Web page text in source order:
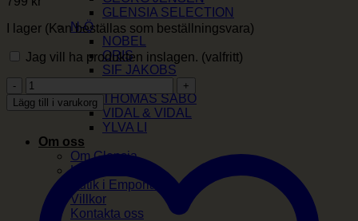
GLENSIA SELECTION
N-Ö
NOBEL
ORIS
SIF JAKOBS
THOMAS SABO
VIDAL & VIDAL
YLVA LI
Om oss
Om Glensia
Kundklubb
Butik i Emporia
Villkor
Kontakta oss
I lager (Kan beställas som beställningsvara)
Jag vill ha produkten inslagen. (valfritt)
SIF
JAKOBS
-
Earring
mängd
Lägg till i varukorg